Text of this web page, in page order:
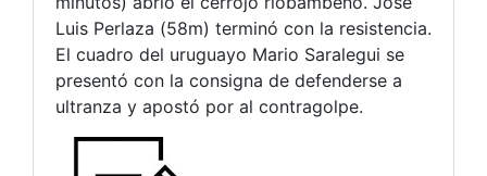
Luis Perlaza (58m) terminó con la resistencia.
El cuadro del uruguayo Mario Saralegui se
presentó con la consigna de defenderse a
ultranza y apostó por al contragolpe.